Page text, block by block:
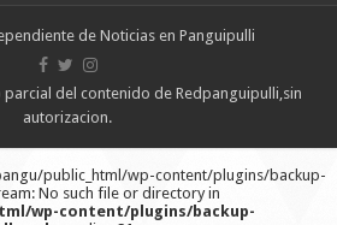
de Noticias en Panguipulli
del contenido de Redpanguipulli,sin
autorizacion.
public_html/wp-content/plugins/backup-
No such file or directory in
wp-content/plugins/backup-